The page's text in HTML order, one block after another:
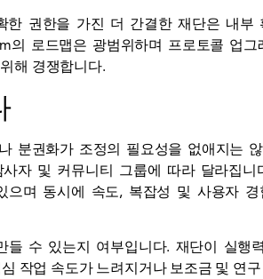
권한을 가진 더 간결한 재단은 내부
로드맵은 광범위하며 프로토콜 업그
해 경쟁합니다.
분권화가 조정의 필요성을 없애지는
자 및 커뮤니티 그룹에 따라 달라집니
며 동시에 속도, 복잡성 및 사용자
수 있는지 여부입니다. 재단이 실행
작업 속도가 느려지거나 보조금 및 연